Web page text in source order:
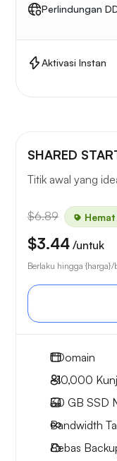
Perlindungan
Aktivasi Instan
SHARED
Titik awal yang
$6.89
$3.44 /untuk
Berlaku hingga {harga}/
1Domain
~10,000
30 GB SSD
Bandwidth
Bebas